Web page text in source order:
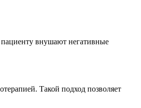
пациенту внушают негативные
Такой подход позволяет